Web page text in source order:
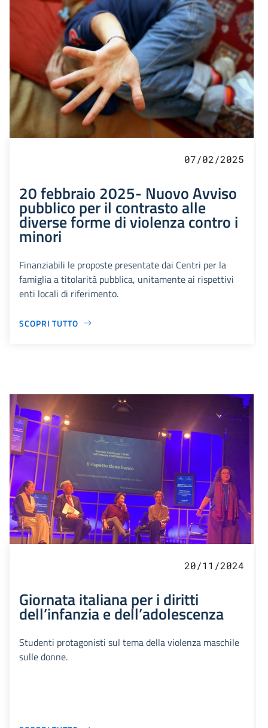
07/02/2025
20 febbraio 2025- Nuovo Avviso
pubblico per il contrasto alle
diverse forme di violenza contro i
minori
Finanziabili le proposte presentate dai Centri per la
famiglia a titolarità pubblica, unitamente ai rispettivi
enti locali di riferimento.
SCOPRI TUTTO
20/11/2024
Giornata italiana per i diritti
dell’infanzia e dell’adolescenza
Studenti protagonisti sul tema della violenza maschile
sulle donne.